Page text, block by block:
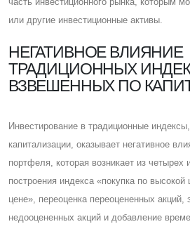
или другие инвестиционные активы.
НЕГАТИВНОЕ ВЛИЯНИЕ
ТРАДИЦИОННЫХ
ВЗВЕШЕННЫХ ПО
Инвестирование в традиционные
капитализации, оказывает негативное
портфеля, которая возникает из четырех
построения индекса «покупка по
цене», переоценка переоцененных акций,
недооцененных акций и добавление